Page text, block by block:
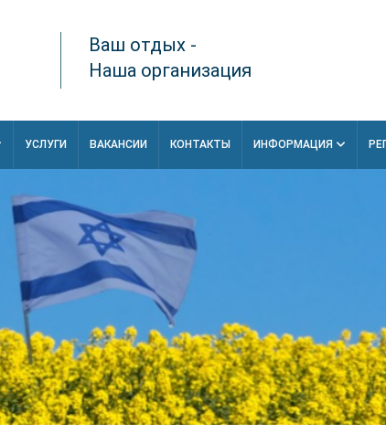
Ваш отдых -
Наша организация
УСЛУГИ ВАКАНСИИ КОНТАКТЫ ИНФОРМАЦИЯ